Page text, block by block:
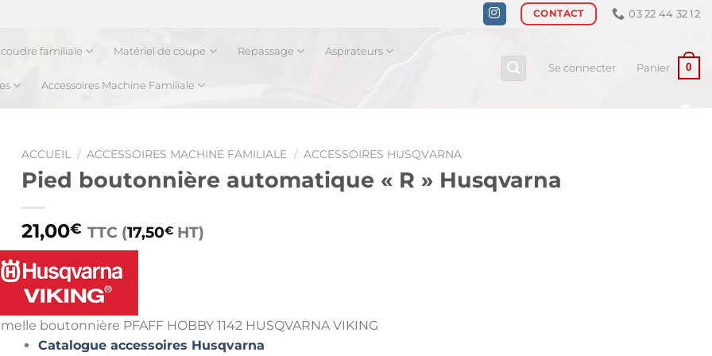
CONTACT 03 22 44 32 12
familiale Matériel de coupe Repassage Aspirateurs
Accessoires Machine Familiale
Se connecter Panier 0
ACCUEIL / ACCESSOIRES MACHINE FAMILIALE / ACCESSOIRES HUSQVARNA
Pied boutonnière automatique « R » Husqvarna
21,00€ TTC (17,50€ HT)
boutonnière PFAFF HOBBY 1142 HUSQVARNA VIKING
Catalogue accessoires Husqvarna